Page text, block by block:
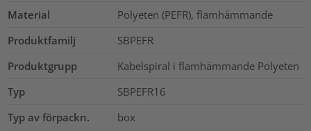
Material
Polyeten (PEFR), flamhämmande
Produktfamilj
SBPEFR
Produktgrupp
Kabelspiral i flamhämmande Polyeten
Typ
SBPEFR16
Typ av förpackn.
box